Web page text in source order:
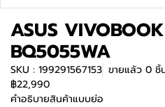
ASUS
BQ5055WA
SKU : 199291567153 ขายแล้ว 0 ชิ้
฿22,990
คำอธิบายสินค้าแบบย่อ